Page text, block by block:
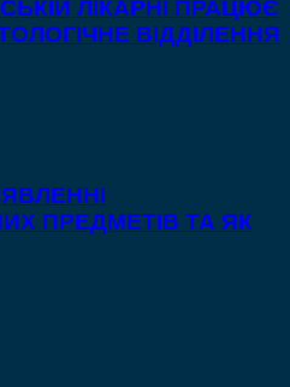
ЛІКАРНІ ПРАЦЮЄ
ВІДДІЛЕННЯ
ПРЕДМЕТІВ ТА ЯК